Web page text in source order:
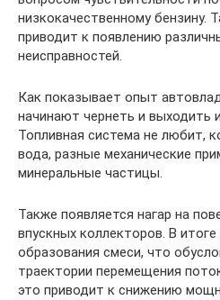
низкокачественному бензину.
приводит к появлению
неисправностей.
Как показывает опыт
начинают чернеть и выходить
Топливная система не любит,
вода, разные механические
минеральные частицы.
Также появляется нагар на
впускных коллекторов. В
образования смеси, что
траектории перемещения
это приводит к снижению